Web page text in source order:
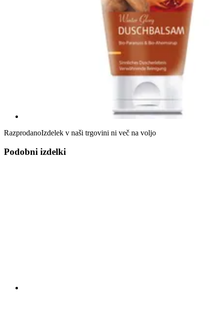
RazprodanoIzdelek v naši trgovini ni več na voljo
Podobni izdelki